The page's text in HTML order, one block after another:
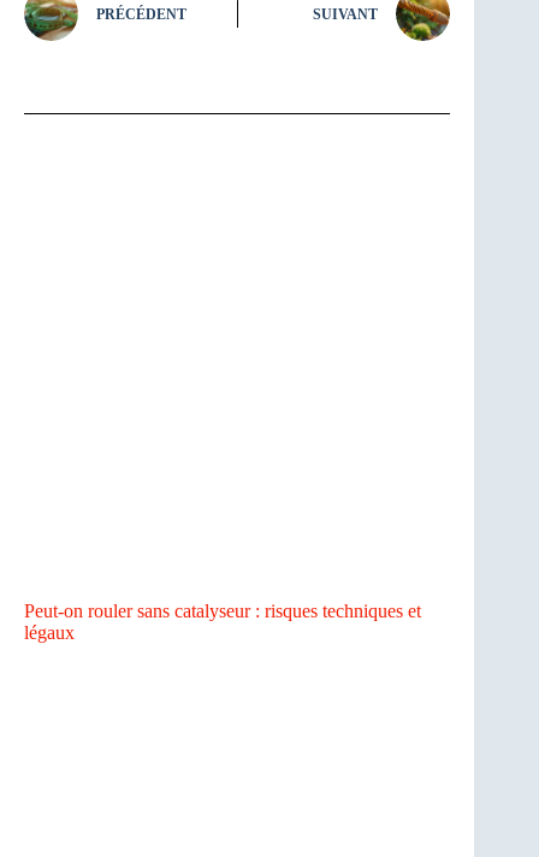
PRÉCÉDENT SUIVANT
Peut-on rouler sans catalyseur : risques techniques et
légaux